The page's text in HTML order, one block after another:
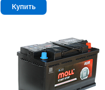
Купить